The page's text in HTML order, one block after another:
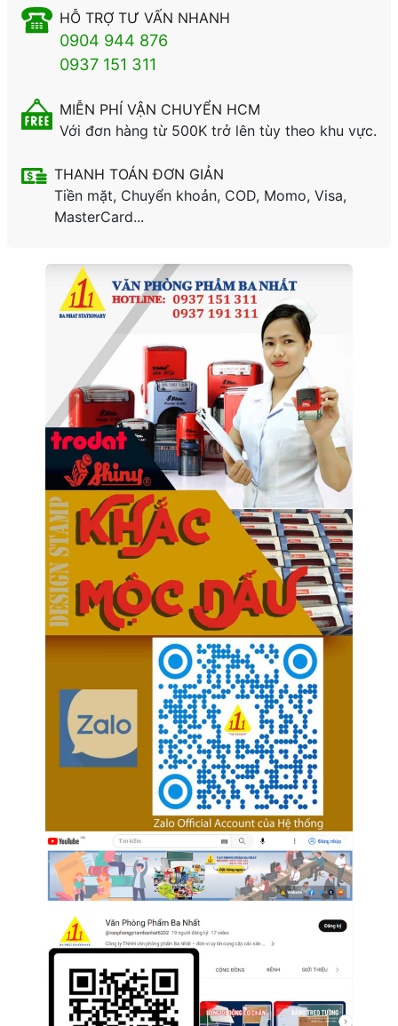
HỖ TRỢ TƯ VẤN NHANH
0904 944 876
0937 151 311
MIỄN PHÍ VẬN CHUYỂN HCM
Với đơn hàng từ 500K trở lên tùy theo khu vực.
THANH TOÁN ĐƠN GIẢN
Tiền mặt, Chuyển khoản, COD, Momo, Visa,
MasterCard...